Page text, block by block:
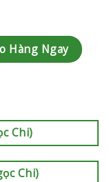
lượng
Hàng Ngay
Chi)
Chi)